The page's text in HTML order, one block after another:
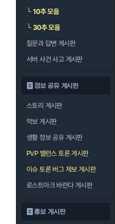
└10추 모음
└30추 모음
질문과 답변 게시판
서버 사건 사고 게시판
정보 공유 게시판
스토리 게시판
악보 게시판
생활 정보 공유 게시판
PVP 밸런스 토론 게시판
이슈 토론 버그 제보 게시판
로스트아크 바란다 게시판
홍보 게시판
코랜 밸류 높아진듯 [65]
인데 LF쏘나타 2.0NA 기변하면 유류비 절약이 얼마나 될까요..?